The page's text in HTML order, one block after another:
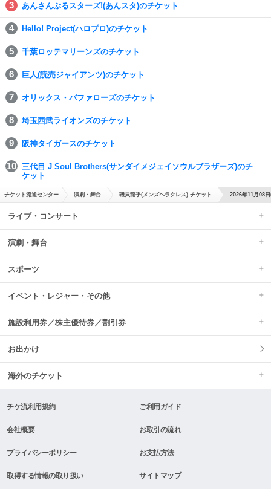
あんさんぶるスターズ!(あんスタ)のチケット
Hello! Project(ハロプロ)のチケット
千葉ロッテマリーンズのチケット
巨人(読売ジャイアンツ)のチケット
オリックス・バファローズのチケット
埼玉西武ライオンズのチケット
阪神タイガースのチケット
三代目 J Soul Brothers(サンダイメジェイソウルブラザーズ)のチ
ケット
チケット流通センター 演劇・舞台 磯貝龍乎(メンズヘラクレス) チケット 2026年11月08
ライブ・コンサート
演劇・舞台
スポーツ
イベント・レジャー・その他
施設利用券／株主優待券／割引券
お出かけ
海外のチケット
チケ流利用規約 ご利用ガイド
会社概要 お取引の流れ
プライバシーポリシー お支払方法
取得する情報の取り扱い サイトマップ